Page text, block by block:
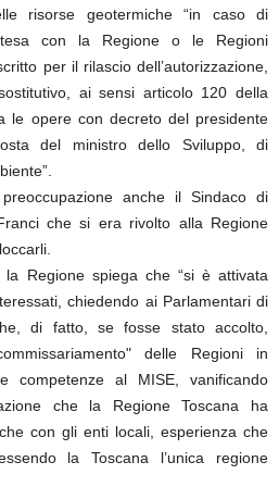
risorse geotermiche “in caso di
con la Regione o le Regioni
per il rilascio dell’autorizzazione,
ai sensi articolo 120 della
le opere con decreto del presidente
del ministro dello Sviluppo, di
anche il Sindaco di
che si era rivolto alla Regione
Regione spiega che “si è attivata
chiedendo ai Parlamentari di
di fatto, se fosse stato accolto,
delle Regioni in
competenze al MISE, vanificando
che la Regione Toscana ha
con gli enti locali, esperienza che
la Toscana l’unica regione